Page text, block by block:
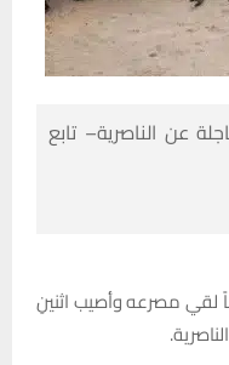
عن الناصرية– تابع
مصرعه وأصيب اثنينِ